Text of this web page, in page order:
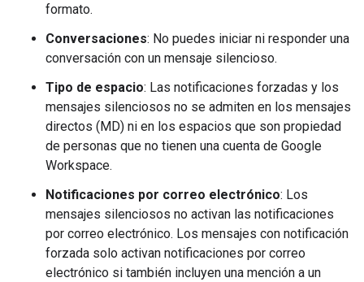
formato.
Conversaciones: No puedes iniciar ni responder una
conversación con un mensaje silencioso.
Tipo de espacio: Las notificaciones forzadas y los
mensajes silenciosos no se admiten en los mensajes
directos (MD) ni en los espacios que son propiedad
de personas que no tienen una cuenta de Google
Workspace.
Notificaciones por correo electrónico: Los
mensajes silenciosos no activan las notificaciones
por correo electrónico. Los mensajes con notificación
forzada solo activan notificaciones por correo
electrónico si también incluyen una mención a un